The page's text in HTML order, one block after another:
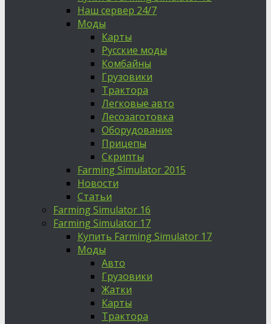
Наш сервер 24/7
Моды
Карты
Русские моды
Комбайны
Грузовики
Трактора
Легковые авто
Лесозаготовка
Оборудование
Прицепы
Скрипты
Farming Simulator 2015
Новости
Статьи
Farming Simulator 16
Farming Simulator 17
Купить Farming Simulator 17
Моды
Авто
Грузовики
Жатки
Карты
Трактора